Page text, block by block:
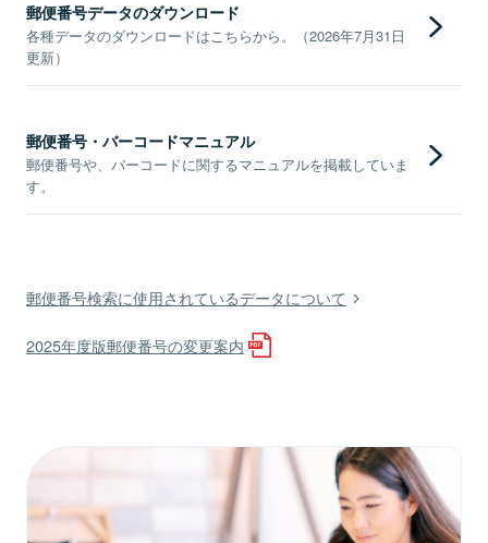
郵便番号データのダウンロード
各種データのダウンロードはこちらから。（2026年7月31日
更新）
郵便番号・バーコードマニュアル
郵便番号や、バーコードに関するマニュアルを掲載していま
す。
郵便番号検索に使用されているデータについて
2025年度版郵便番号の変更案内